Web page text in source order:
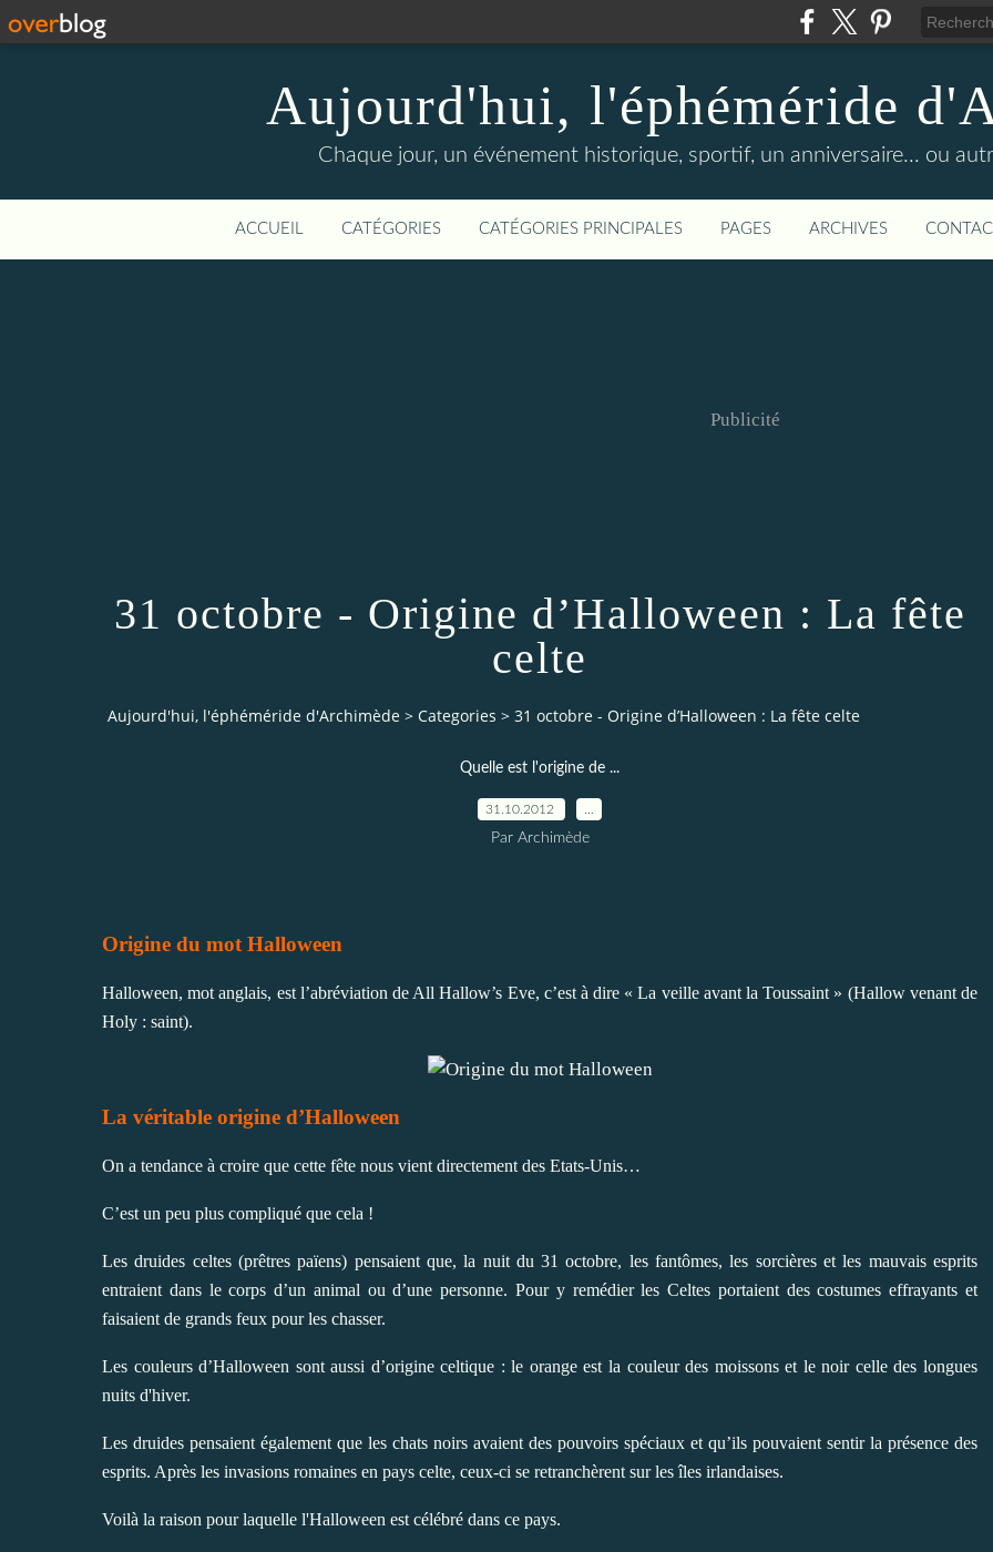
Aujourd'hui, l'éphéméride
Chaque jour, un événement historique, sportif, un anniversaire... ou
ACCUEIL CATÉGORIES CATÉGORIES PRINCIPALES PAGES ARCHIVES
Publicité
31 octobre - Origine d’Halloween : La fête
celte
Aujourd'hui, l'éphéméride d'Archimède > Categories > 31 octobre - Origine d’Halloween : La fête celte
Quelle est l'origine de ...
31.10.2012
Par Archimède
Origine du mot Halloween
Halloween, mot anglais, est l’abréviation de All Hallow’s Eve, c’est à dire « La veille avant la Toussaint » (Hallow venant de
Holy : saint).
La véritable origine d’Halloween
On a tendance à croire que cette fête nous vient directement des Etats-Unis…
C’est un peu plus compliqué que cela !
Les druides celtes (prêtres païens) pensaient que, la nuit du 31 octobre, les fantômes, les sorcières et les mauvais esprits
entraient dans le corps d’un animal ou d’une personne. Pour y remédier les Celtes portaient des costumes effrayants et
faisaient de grands feux pour les chasser.
Les couleurs d’Halloween sont aussi d’origine celtique : le orange est la couleur des moissons et le noir celle des longues
nuits d'hiver.
Les druides pensaient également que les chats noirs avaient des pouvoirs spéciaux et qu’ils pouvaient sentir la présence des
esprits. Après les invasions romaines en pays celte, ceux-ci se retranchèrent sur les îles irlandaises.
Voilà la raison pour laquelle l'Halloween est célébré dans ce pays.